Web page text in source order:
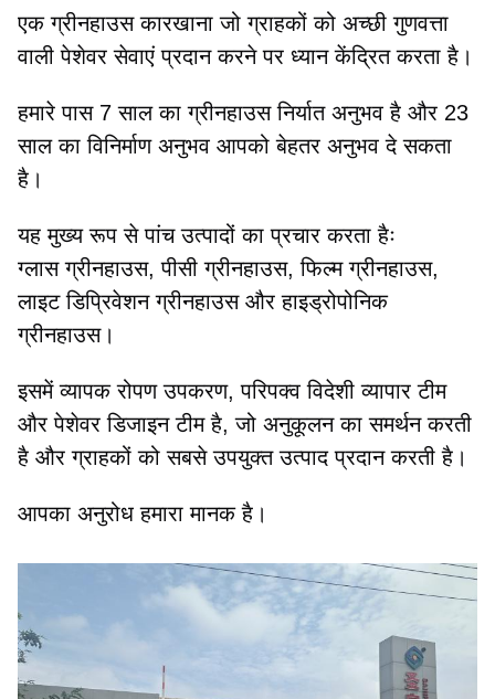
एक ग्रीनहाउस कारखाना जो ग्राहकों को अच्छी गुणवत्ता
वाली पेशेवर सेवाएं प्रदान करने पर ध्यान केंद्रित करता है।
हमारे पास 7 साल का ग्रीनहाउस निर्यात अनुभव है और 23
साल का विनिर्माण अनुभव आपको बेहतर अनुभव दे सकता
है।
यह मुख्य रूप से पांच उत्पादों का प्रचार करता हैः
ग्लास ग्रीनहाउस, पीसी ग्रीनहाउस, फिल्म ग्रीनहाउस,
लाइट डिप्रिवेशन ग्रीनहाउस और हाइड्रोपोनिक
ग्रीनहाउस।
इसमें व्यापक रोपण उपकरण, परिपक्व विदेशी व्यापार टीम
और पेशेवर डिजाइन टीम है, जो अनुकूलन का समर्थन करती
है और ग्राहकों को सबसे उपयुक्त उत्पाद प्रदान करती है।
आपका अनुरोध हमारा मानक है।